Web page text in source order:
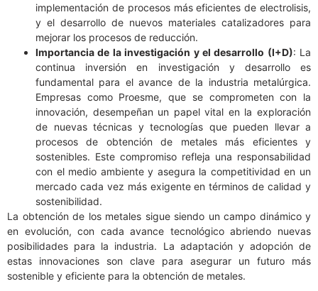
implementación de procesos más eficientes de electrolisis,
y el desarrollo de nuevos materiales catalizadores para
mejorar los procesos de reducción.
Importancia de la investigación y el desarrollo (I+D): La
continua inversión en investigación y desarrollo es
fundamental para el avance de la industria metalúrgica.
Empresas como Proesme, que se comprometen con la
innovación, desempeñan un papel vital en la exploración
de nuevas técnicas y tecnologías que pueden llevar a
procesos de obtención de metales más eficientes y
sostenibles. Este compromiso refleja una responsabilidad
con el medio ambiente y asegura la competitividad en un
mercado cada vez más exigente en términos de calidad y
sostenibilidad.
La obtención de los metales sigue siendo un campo dinámico y
en evolución, con cada avance tecnológico abriendo nuevas
posibilidades para la industria. La adaptación y adopción de
estas innovaciones son clave para asegurar un futuro más
sostenible y eficiente para la obtención de metales.